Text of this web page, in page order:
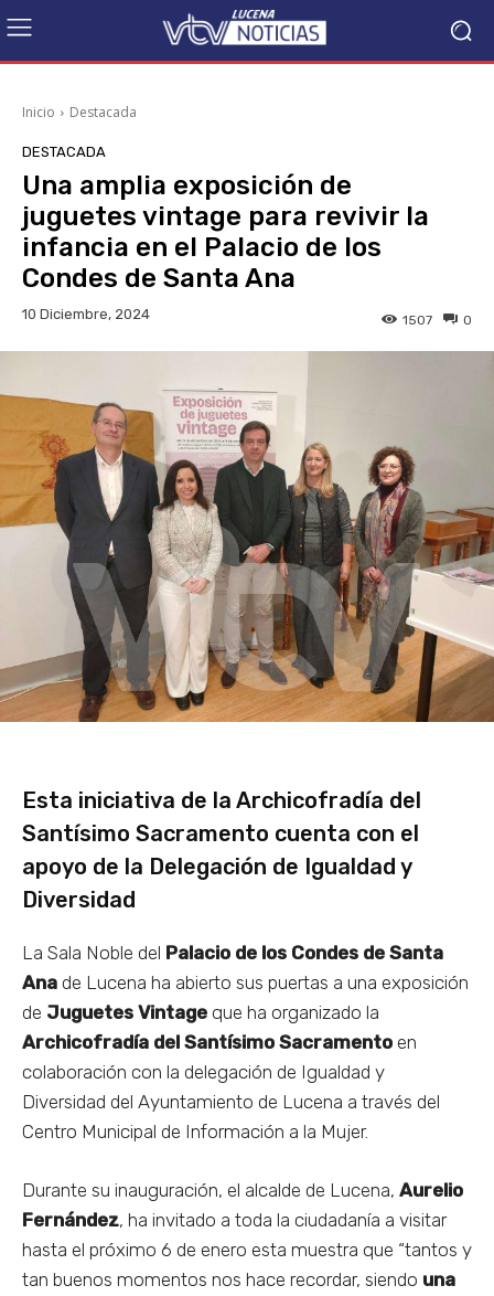
Inicio Destacada
DESTACADA
Una amplia exposición de
juguetes vintage para revivir la
infancia en el Palacio de los
Condes de Santa Ana
10 Diciembre, 2024 0
1507
Esta iniciativa de la Archicofradía del
Santísimo Sacramento cuenta con el
apoyo de la Delegación de Igualdad y
Diversidad
La Sala Noble del Palacio de los Condes de Santa
Ana de Lucena ha abierto sus puertas a una exposición
de Juguetes Vintage que ha organizado la
Archicofradía del Santísimo Sacramento en
colaboración con la delegación de Igualdad y
Diversidad del Ayuntamiento de Lucena a través del
Centro Municipal de Información a la Mujer.
Durante su inauguración, el alcalde de Lucena, Aurelio
Fernández, ha invitado a toda la ciudadanía a visitar
hasta el próximo 6 de enero esta muestra que “tantos y
tan buenos momentos nos hace recordar, siendo una